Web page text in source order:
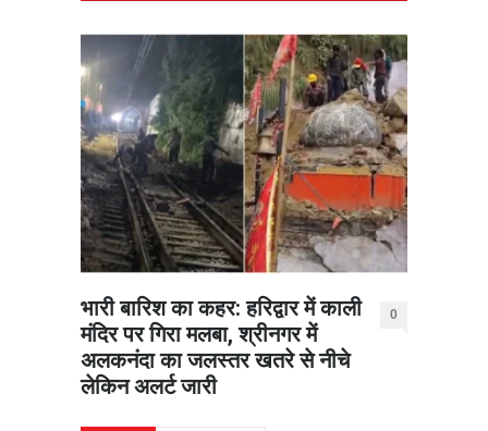
भारी बारिश का कहर: हरिद्वार में काली
मंदिर पर गिरा मलबा, श्रीनगर में
अलकनंदा का जलस्तर खतरे से नीचे
लेकिन अलर्ट जारी
0